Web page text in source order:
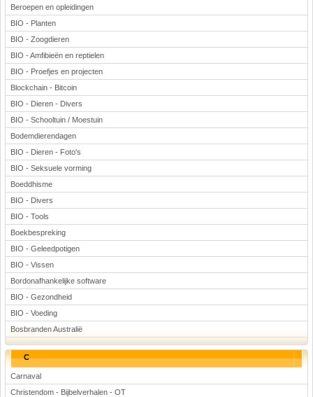
Beroepen en opleidingen
BIO - Planten
BIO - Zoogdieren
BIO - Amfibieën en reptielen
BIO - Proefjes en projecten
Blockchain - Bitcoin
BIO - Dieren - Divers
BIO - Schooltuin / Moestuin
Bodemdierendagen
BIO - Dieren - Foto's
BIO - Seksuele vorming
Boeddhisme
BIO - Divers
BIO - Tools
Boekbespreking
BIO - Geleedpotigen
BIO - Vissen
Bordonafhankelijke software
BIO - Gezondheid
BIO - Voeding
Bosbranden Australië
C
Carnaval
Christendom - Bijbelverhalen - OT